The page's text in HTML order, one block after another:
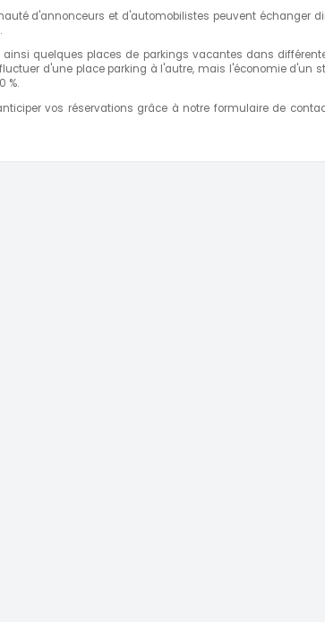
d'annonceurs et d'automobilistes peuvent échanger
ainsi quelques places de parkings vacantes dans
d'une place parking à l'autre, mais l'économie d'un
%.
vos réservations grâce à notre formulaire de